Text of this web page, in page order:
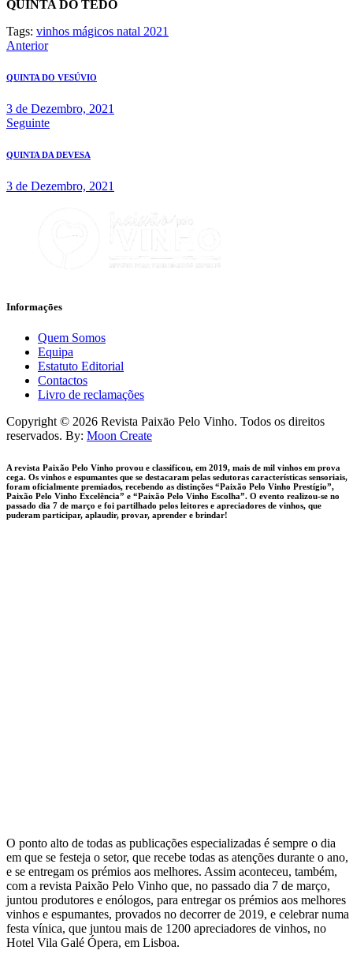
QUINTA DO TEDO
Tags: vinhos mágicos natal 2021
Navegação
de
Anterior
QUINTA DO VESÚVIO
3 de Dezembro, 2021
Seguinte
QUINTA DA DEVESA
3 de Dezembro, 2021
Informaçōes
Quem Somos
Equipa
Estatuto Editorial
Contactos
Livro de reclamações
facebook-
1
instagram
Copyright © 2026 Revista Paixāo Pelo Vinho. Todos os direitos
reservados. By: Moon Create
A revista Paixão Pelo Vinho provou e classificou, em 2019, mais de mil vinhos em prova
cega. Os vinhos e espumantes que se destacaram pelas sedutoras características sensoriais,
foram oficialmente premiados, recebendo as distinções “Paixão Pelo Vinho Prestígio”,
Paixão Pelo Vinho Excelência” e “Paixão Pelo Vinho Escolha”. O evento realizou-se no
passado dia 7 de março e foi partilhado pelos leitores e apreciadores de vinhos, que
puderam participar, aplaudir, provar, aprender e brindar!
O ponto alto de todas as publicações especializadas é sempre o dia
em que se festeja o setor, que recebe todas as atenções durante o ano,
e se entregam os prémios aos melhores. Assim aconteceu, também,
com a revista Paixão Pelo Vinho que, no passado dia 7 de março,
juntou produtores e enólogos, para entregar os prémios aos melhores
vinhos e espumantes, provados no decorrer de 2019, e celebrar numa
festa vínica, que juntou mais de 1200 apreciadores de vinhos, no
Hotel Vila Galé Ópera, em Lisboa.